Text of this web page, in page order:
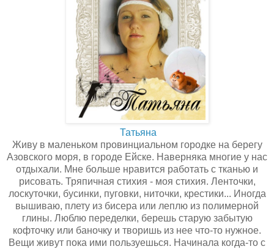
Татьяна
Живу в маленьком провинциальном городке на берегу
Азовского моря, в городе Ейске. Наверняка многие у нас
отдыхали. Мне больше нравится работать с тканью и
рисовать. Тряпичная стихия - моя стихия. Ленточки,
лоскуточки, бусинки, пуговки, ниточки, крестики... Иногда
вышиваю, плету из бисера или леплю из полимерной
глины. Люблю переделки, берешь старую забытую
кофточку или баночку и творишь из нее что-то нужное.
Вещи живут пока ими пользуешься. Начинала когда-то с